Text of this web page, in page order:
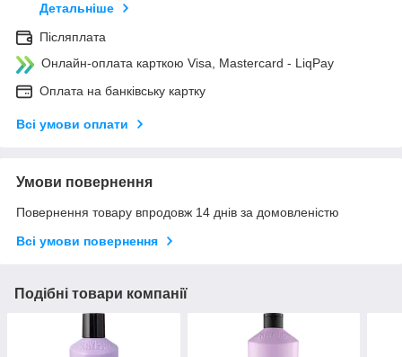
Детальніше
Післяплата
Онлайн-оплата карткою Visa, Mastercard - LiqPay
Оплата на банківську картку
Всі умови оплати
Умови повернення
Повернення товару впродовж 14 днів за домовленістю
Всі умови повернення
Подібні товари компанії